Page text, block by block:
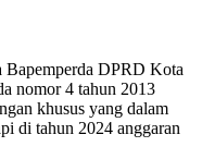
DPRD Kota
nomor 4 tahun 2013
khusus yang dalam
di tahun 2024 anggaran